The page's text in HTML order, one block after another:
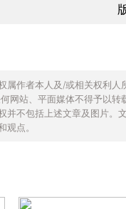
属作者本人及/或相关权利人
网站、平面媒体不得予以转
并不包括上述文章及图片。
观点。